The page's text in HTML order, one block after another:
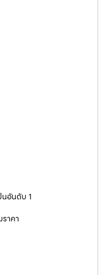
นอันดับ 1
าคา